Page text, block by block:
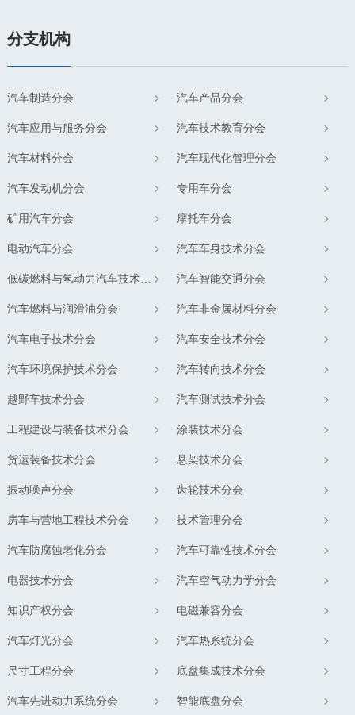
分支机构
汽车制造分会 汽车产品分会
汽车应用与服务分会 汽车技术教育分会
汽车材料分会 汽车现代化管理分会
汽车发动机分会 专用车分会
矿用汽车分会 摩托车分会
电动汽车分会 汽车车身技术分会
低碳燃料与氢动力汽车技术分会 汽车智能交通分会
汽车燃料与润滑油分会 汽车非金属材料分会
汽车电子技术分会 汽车安全技术分会
汽车环境保护技术分会 汽车转向技术分会
越野车技术分会 汽车测试技术分会
工程建设与装备技术分会 涂装技术分会
货运装备技术分会 悬架技术分会
振动噪声分会 齿轮技术分会
房车与营地工程技术分会 技术管理分会
汽车防腐蚀老化分会 汽车可靠性技术分会
电器技术分会 汽车空气动力学分会
知识产权分会 电磁兼容分会
汽车灯光分会 汽车热系统分会
尺寸工程分会 底盘集成技术分会
汽车先进动力系统分会 智能底盘分会